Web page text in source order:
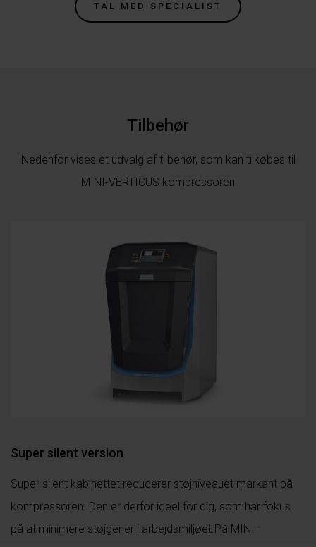
TAL MED SPECIALIST
Tilbehør
Nedenfor vises et udvalg af tilbehør, som kan tilkøbes til
MINI-VERTICUS kompressoren
Super silent version
Super silent kabinettet reducerer støjniveauet markant på
kompressoren. Den er derfor ideel for dig, som har fokus
på at minimere støjgener i arbejdsmiljøet.På MINI-